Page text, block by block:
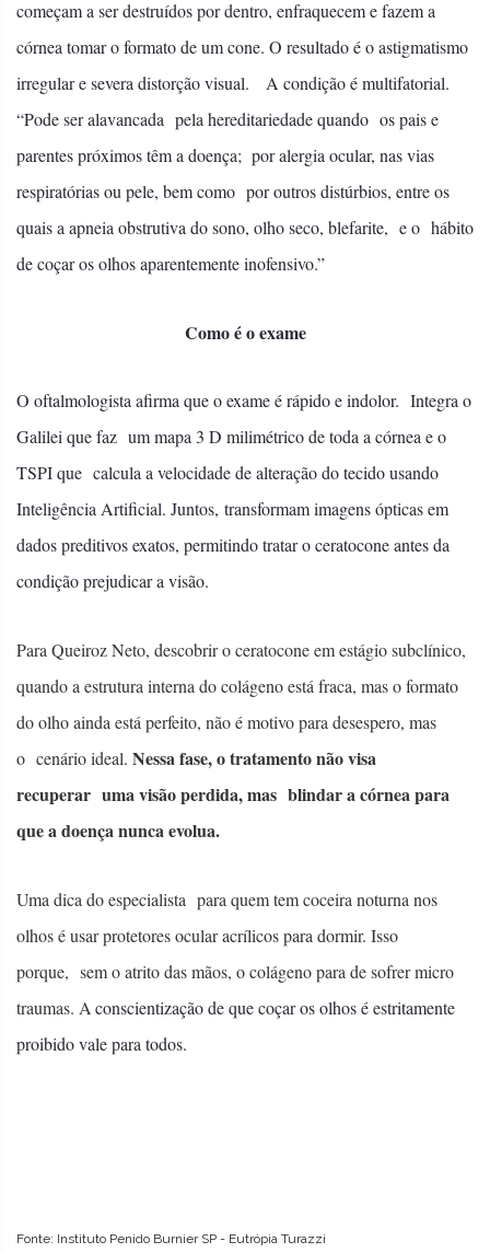
começam a ser destruídos por dentro, enfraquecem e fazem a
córnea tomar o formato de um cone. O resultado é o astigmatismo
irregular e severa distorção visual. A condição é multifatorial.
“Pode ser alavancada pela hereditariedade quando os pais e
parentes próximos têm a doença; por alergia ocular, nas vias
respiratórias ou pele, bem como por outros distúrbios, entre os
quais a apneia obstrutiva do sono, olho seco, blefarite, e o hábito
de coçar os olhos aparentemente inofensivo.”
Como é o exame
O oftalmologista afirma que o exame é rápido e indolor. Integra o
Galilei que faz um mapa 3 D milimétrico de toda a córnea e o
TSPI que calcula a velocidade de alteração do tecido usando
Inteligência Artificial. Juntos, transformam imagens ópticas em
dados preditivos exatos, permitindo tratar o ceratocone antes da
condição prejudicar a visão.
Para Queiroz Neto, descobrir o ceratocone em estágio subclínico,
quando a estrutura interna do colágeno está fraca, mas o formato
do olho ainda está perfeito, não é motivo para desespero, mas
o cenário ideal. Nessa fase, o tratamento não visa
recuperar uma visão perdida, mas blindar a córnea para
que a doença nunca evolua.
Uma dica do especialista para quem tem coceira noturna nos
olhos é usar protetores ocular acrílicos para dormir. Isso
porque, sem o atrito das mãos, o colágeno para de sofrer micro
traumas. A conscientização de que coçar os olhos é estritamente
proibido vale para todos.
Fonte: Instituto Penido Burnier SP - Eutrópia Turazzi